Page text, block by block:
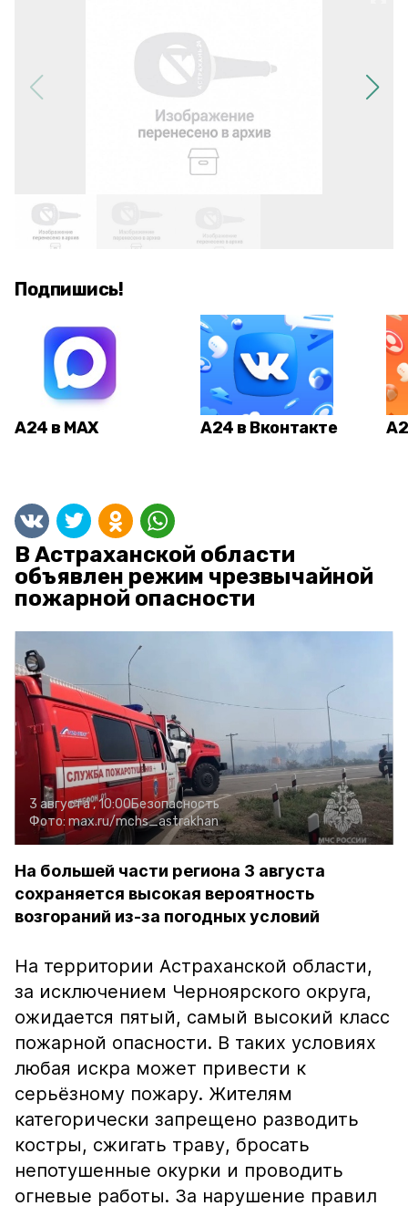
Подпишись!
А24 в MAX А24 в Вконтакте
В Астраханской области
объявлен режим чрезвычайной
пожарной опасности
3 августа , 10:00Безопасность
Фото: max.ru/mchs_astrakhan
На большей части региона 3 августа
сохраняется высокая вероятность
возгораний из-за погодных условий
На территории Астраханской области,
за исключением Черноярского округа,
ожидается пятый, самый высокий класс
пожарной опасности. В таких условиях
любая искра может привести к
серьёзному пожару. Жителям
категорически запрещено разводить
костры, сжигать траву, бросать
непотушенные окурки и проводить
огневые работы. За нарушение правил